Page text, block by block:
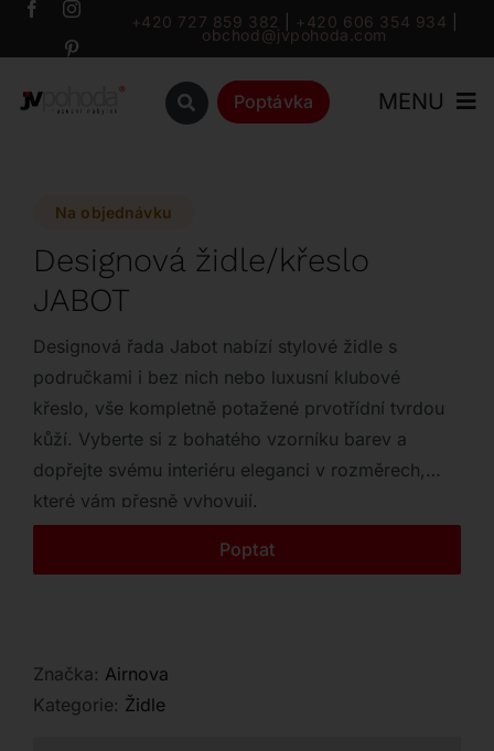
Přeskočit
+420 727 859 382 +420 606 354 934
obchod@jvpohoda.com
Poptávka MENU
Značky
Outlet
Kontakt
Na objednávku
Designová židle/křeslo
JABOT
Designová řada Jabot nabízí stylové židle s
područkami i bez nich nebo luxusní klubové
křeslo, vše kompletně potažené prvotřídní tvrdou
kůží. Vyberte si z bohatého vzorníku barev a
dopřejte svému interiéru eleganci v rozměrech,
které vám přesně vyhovují.
Poptat
Značka: Airnova
Kategorie: Židle